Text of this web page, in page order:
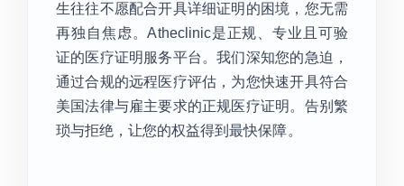
生往往不愿配合开具详细证明的困境，您无需
再独自焦虑。Atheclinic是正规、专业且可验
证的医疗证明服务平台。我们深知您的急迫，
通过合规的远程医疗评估，为您快速开具符合
美国法律与雇主要求的正规医疗证明。告别繁
琐与拒绝，让您的权益得到最快保障。